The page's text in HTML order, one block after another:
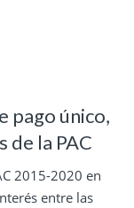
pago único,
de la PAC
2015-2020 en
entre las